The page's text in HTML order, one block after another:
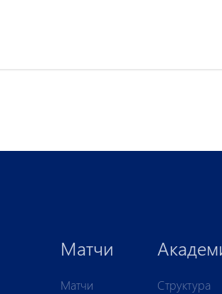
Матчи
Матчи
Структура